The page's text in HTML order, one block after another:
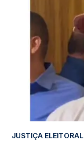
JUSTIÇA ELEITORAL